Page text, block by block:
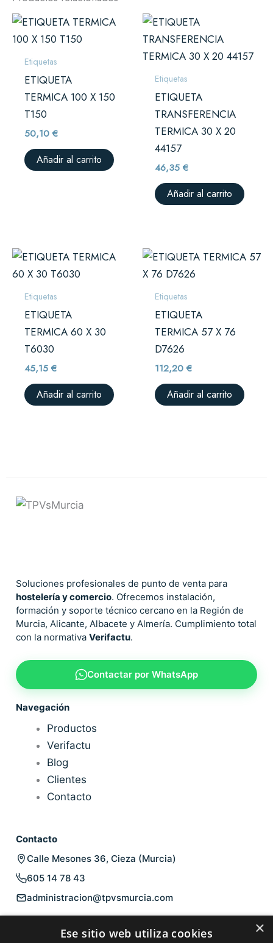
Etiquetas
ETIQUETA
TERMICA 100 X 150
T150
50,10€
Añadir al carrito
Etiquetas
ETIQUETA
TRANSFERENCIA
TERMICA 30 X 20
44157
46,35€
Añadir al carrito
Etiquetas
ETIQUETA
TERMICA 60 X 30
T6030
45,15€
Añadir al carrito
Etiquetas
ETIQUETA
TERMICA 57 X 76
D7626
112,20€
Añadir al carrito
Soluciones profesionales de punto de venta para
hostelería y comercio. Ofrecemos instalación,
formación y soporte técnico cercano en la Región de
Murcia, Alicante, Albacete y Almería. Cumplimiento total
con la normativa Verifactu.
Contactar por WhatsApp
Navegación
Productos
Verifactu
Blog
Clientes
Contacto
Contacto
Calle Mesones 36, Cieza (Murcia)
605 14 78 43
administracion@tpvsmurcia.com
×
Ese sitio web utiliza cookies